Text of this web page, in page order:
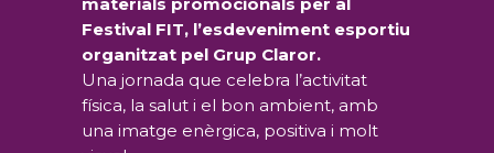
Festival FIT, l’esdeveniment esportiu
organitzat pel Grup Claror.
Una jornada que celebra l’activitat
física, la salut i el bon ambient, amb
una imatge enèrgica, positiva i molt